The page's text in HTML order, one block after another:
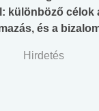
különböző célok
és a
Hirdetés